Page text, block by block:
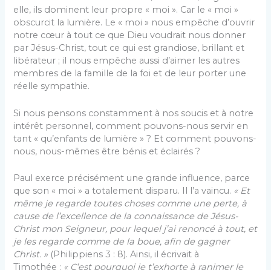
elle, ils dominent leur propre « moi ». Car le « moi »
obscurcit la lumière. Le « moi » nous empêche d’ouvrir
notre cœur à tout ce que Dieu voudrait nous donner
par Jésus-Christ, tout ce qui est grandiose, brillant et
libérateur ; il nous empêche aussi d’aimer les autres
membres de la famille de la foi et de leur porter une
réelle sympathie.
Si nous pensons constamment à nos soucis et à notre
intérêt personnel, comment pouvons-nous servir en
tant « qu’enfants de lumière » ? Et comment pouvons-
nous, nous-mêmes être bénis et éclairés ?
Paul exerce précisément une grande influence, parce
que son « moi » a totalement disparu. Il l’a vaincu. « Et
même je regarde toutes choses comme une perte, à
cause de l’excellence de la connaissance de Jésus-
Christ mon Seigneur, pour lequel j’ai renoncé à tout, et
je les regarde comme de la boue, afin de gagner
Christ. » (Philippiens 3 : 8). Ainsi, il écrivait à
Timothée : « C’est pourquoi je t’exhorte à ranimer le